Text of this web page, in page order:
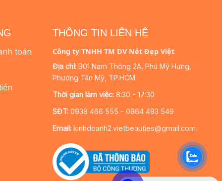
toán
THÔNG TIN LIÊN HỆ
Công ty TNHH TM DV Nét Đẹp Việt
Địa chỉ:B01 Nam Thông 2A, Phú Mỹ Hưng,
Phường Tân Mỹ, TP.HCM
Thời gian làm việc: 8:30 - 17:30
SĐT: 0938 466 555 - 0964 493 549
Email: kinhdoanh2.vietbeauties@gmail.com